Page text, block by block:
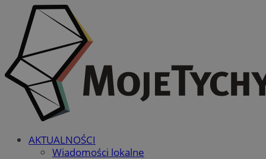
AKTUALNOŚCI
Wiadomości lokalne